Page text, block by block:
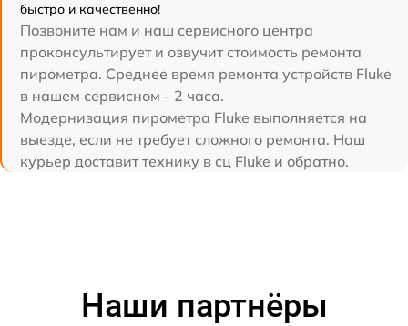
быстро и качественно!
Позвоните нам и наш сервисного центра
проконсультирует и озвучит стоимость ремонта
пирометра. Среднее время ремонта устройств Fluke
в нашем сервисном - 2 часа.
Модернизация пирометра Fluke выполняется на
выезде, если не требует сложного ремонта. Наш
курьер доставит технику в сц Fluke и обратно.
Наши партнёры